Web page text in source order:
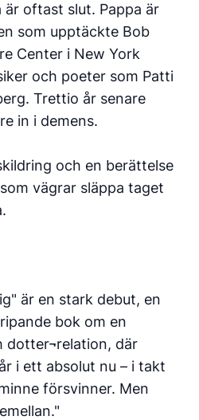
är oftast slut. Pappa är
som upptäckte Bob
Center i New York
och poeter som Patti
Trettio år senare
in i demens.
och en berättelse
vägrar släppa taget
är en stark debut, en
bok om en
dotter¬relation, där
i ett absolut nu – i takt
försvinner. Men